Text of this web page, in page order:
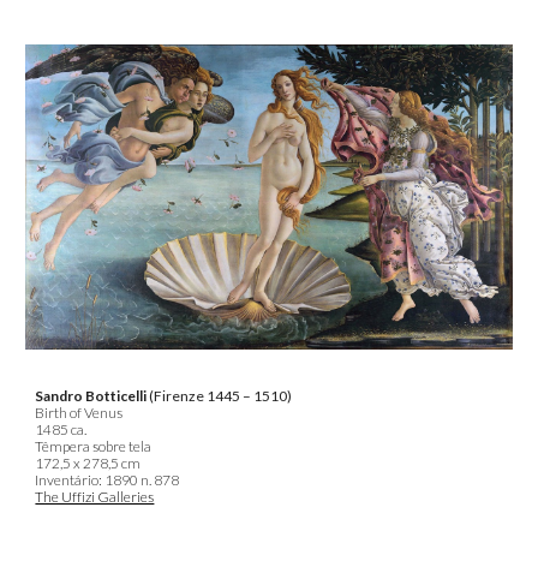
Sandro Botticelli(Firenze 1445 – 1510)
Birth of Venus
1485 ca.
Têmpera sobre tela
172,5 x 278,5 cm
Inventário: 1890 n. 878
The Uffizi Galleries